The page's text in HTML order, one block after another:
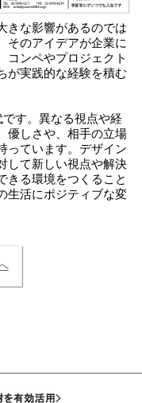
きな影響があるのでは
そのアイデアが企業に
コンペやプロジェクト
が実践的な経験を積む
す。異なる視点や経
優しさや、相手の立場
っています。デザイン
して新しい視点や解決
きる環境をつくること
生活にポジティブな変